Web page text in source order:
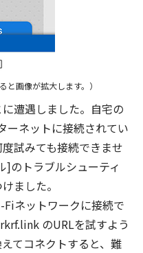
画像が拡大します。）
遭遇しました。自宅の
ーネットに接続されてい
試みても接続できませ
]のトラブルシューティ
ました。
Fiネットワークに接続で
のURLを試すよう
てコネクトすると、難